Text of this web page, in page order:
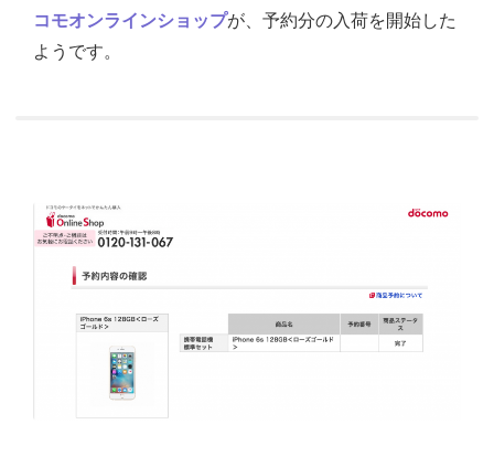
コモオンラインショップが、予約分の入荷を開始した
ようです。